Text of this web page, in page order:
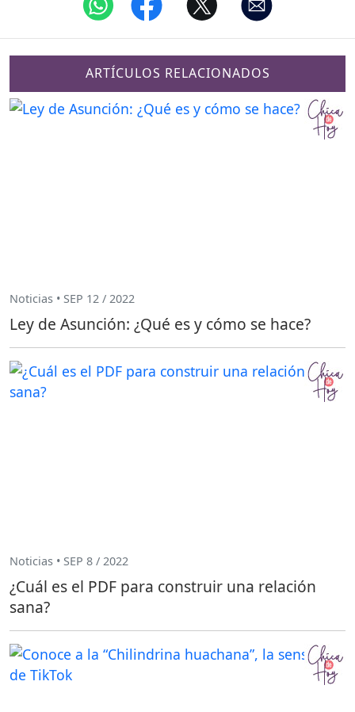
ARTÍCULOS RELACIONADOS
Noticias • SEP 12 / 2022
Ley de Asunción: ¿Qué es y cómo se hace?
Noticias • SEP 8 / 2022
¿Cuál es el PDF para construir una relación
sana?